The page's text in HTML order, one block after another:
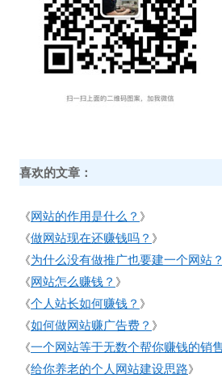
喜欢的文章：
《网站的作用是什么？ 》
《做网站现在还赚钱吗？ 》
《为什么没有做推广也要建一个网站？
《网站怎么赚钱？ 》
《个人站长如何赚钱？ 》
《如何做网站赚广告费？ 》
《一个网站等于无数个帮你赚钱的销
《给你养老的个人网站建设思路》